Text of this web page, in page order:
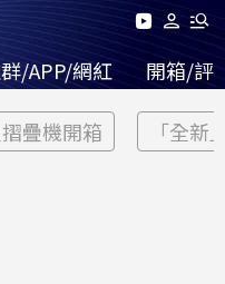
/APP/網紅 開箱/評
疊機開箱 「全新